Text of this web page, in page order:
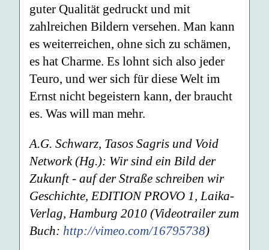
guter Qualität gedruckt und mit
zahlreichen Bildern versehen. Man kann
es weiterreichen, ohne sich zu schämen,
es hat Charme. Es lohnt sich also jeder
Teuro, und wer sich für diese Welt im
Ernst nicht begeistern kann, der braucht
es. Was will man mehr.
A.G. Schwarz, Tasos Sagris und Void
Network (Hg.): Wir sind ein Bild der
Zukunft - auf der Straße schreiben wir
Geschichte, EDITION PROVO 1, Laika-
Verlag, Hamburg 2010 (Videotrailer zum
Buch: http://vimeo.com/16795738)